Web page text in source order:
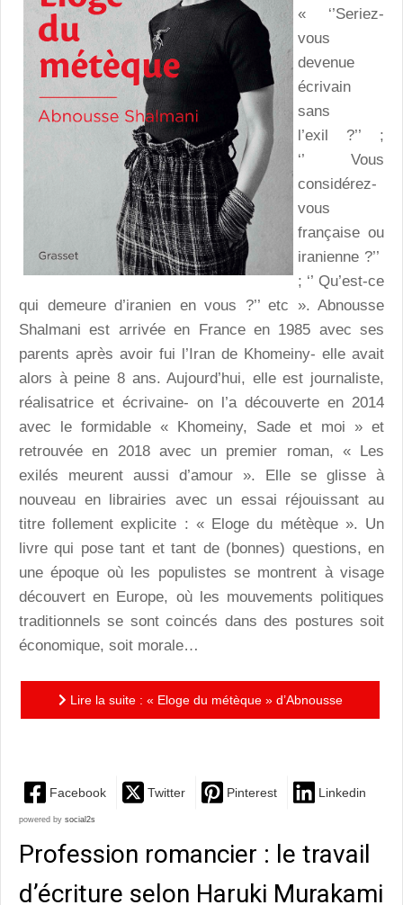
« ‘’Seriez-
vous
devenue
écrivain
sans
l’exil ?’’ ;
‘’ Vous
considérez-
vous
française ou
iranienne ?’’
; ‘’ Qu’est-ce
qui demeure d’iranien en vous ?’’ etc ». Abnousse
Shalmani est arrivée en France en 1985 avec ses
parents après avoir fui l’Iran de Khomeiny- elle avait
alors à peine 8 ans. Aujourd’hui, elle est journaliste,
réalisatrice et écrivaine- on l’a découverte en 2014
avec le formidable « Khomeiny, Sade et moi » et
retrouvée en 2018 avec un premier roman, « Les
exilés meurent aussi d’amour ». Elle se glisse à
nouveau en librairies avec un essai réjouissant au
titre follement explicite : « Eloge du métèque ». Un
livre qui pose tant et tant de (bonnes) questions, en
une époque où les populistes se montrent à visage
découvert en Europe, où les mouvements politiques
traditionnels se sont coincés dans des postures soit
économique, soit morale…
Lire la suite : « Eloge du métèque » d’Abnousse
Facebook Twitter Pinterest Linkedin
powered by social2s
Profession romancier : le travail
d’écriture selon Haruki Murakami